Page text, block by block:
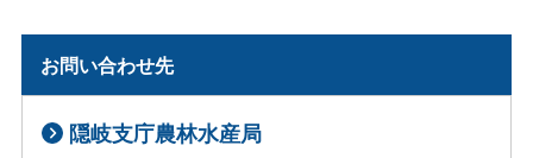
お問い合わせ先
隠岐支庁農林水産局